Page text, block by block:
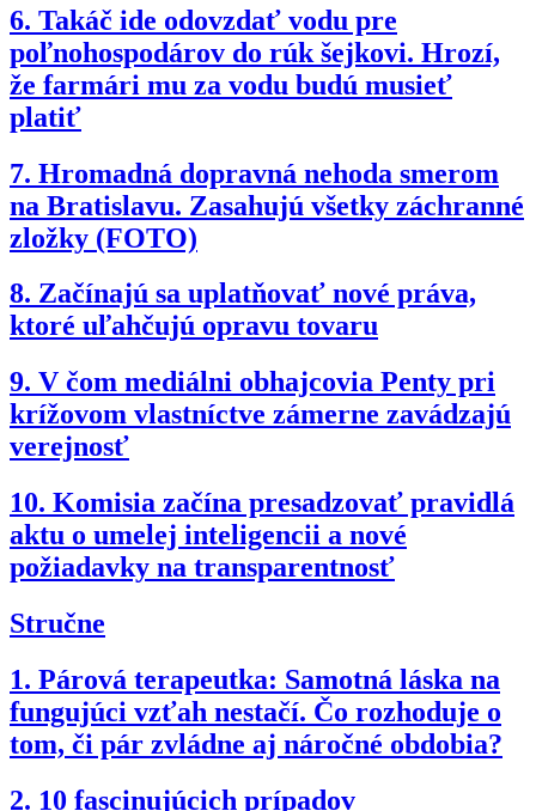
6. Takáč ide odovzdať vodu pre
poľnohospodárov do rúk šejkovi. Hrozí,
že farmári mu za vodu budú musieť
platiť
7. Hromadná dopravná nehoda smerom
na Bratislavu. Zasahujú všetky záchranné
zložky (FOTO)
8. Začínajú sa uplatňovať nové práva,
ktoré uľahčujú opravu tovaru
9. V čom mediálni obhajcovia Penty pri
krížovom vlastníctve zámerne zavádzajú
verejnosť
10. Komisia začína presadzovať pravidlá
aktu o umelej inteligencii a nové
požiadavky na transparentnosť
Stručne
1. Párová terapeutka: Samotná láska na
fungujúci vzťah nestačí. Čo rozhoduje o
tom, či pár zvládne aj náročné obdobia?
2. 10 fascinujúcich prípadov